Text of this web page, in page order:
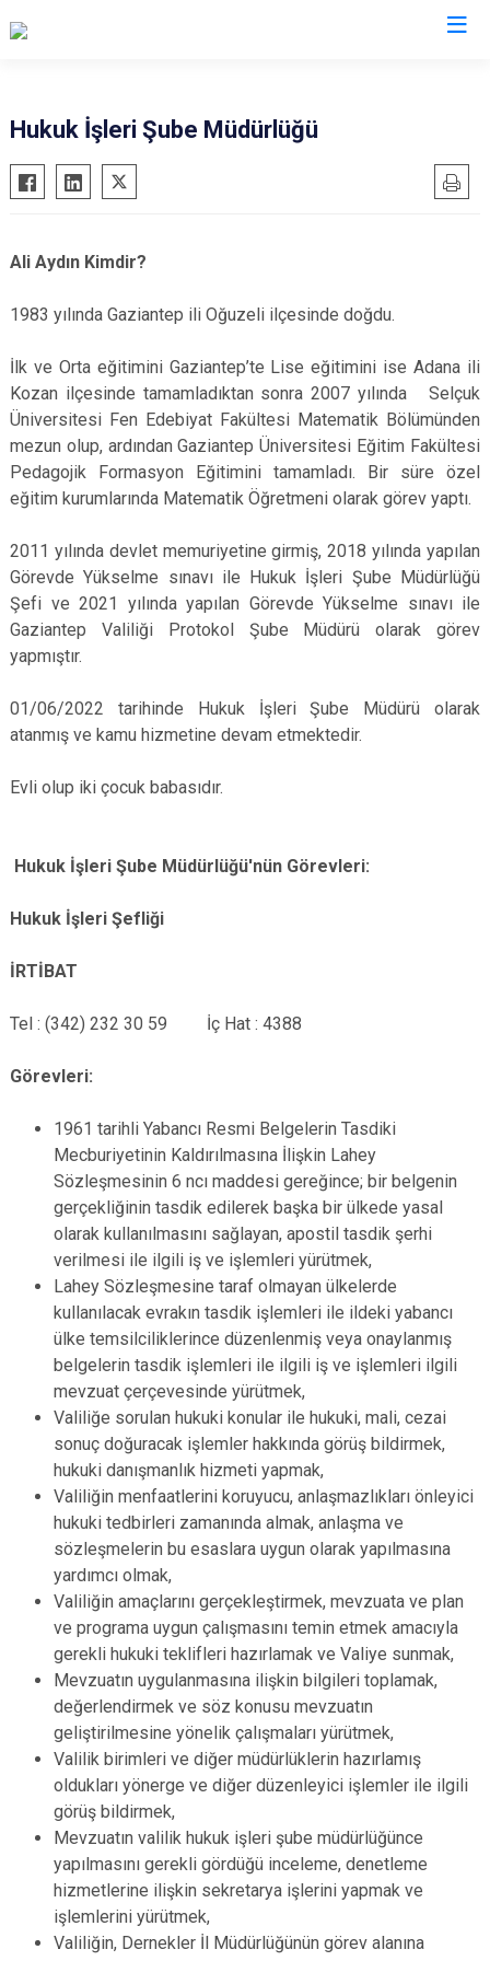
Hukuk İşleri Şube Müdürlüğü
Ali Aydın Kimdir?
1983 yılında Gaziantep ili Oğuzeli ilçesinde doğdu.
İlk ve Orta eğitimini Gaziantep’te Lise eğitimini ise Adana ili
Kozan ilçesinde tamamladıktan sonra 2007 yılında Selçuk
Üniversitesi Fen Edebiyat Fakültesi Matematik Bölümünden
mezun olup, ardından Gaziantep Üniversitesi Eğitim Fakültesi
Pedagojik Formasyon Eğitimini tamamladı. Bir süre özel
eğitim kurumlarında Matematik Öğretmeni olarak görev yaptı.
2011 yılında devlet memuriyetine girmiş, 2018 yılında yapılan
Görevde Yükselme sınavı ile Hukuk İşleri Şube Müdürlüğü
Şefi ve 2021 yılında yapılan Görevde Yükselme sınavı ile
Gaziantep Valiliği Protokol Şube Müdürü olarak görev
yapmıştır.
01/06/2022 tarihinde Hukuk İşleri Şube Müdürü olarak
atanmış ve kamu hizmetine devam etmektedir.
Evli olup iki çocuk babasıdır.
Hukuk İşleri Şube Müdürlüğü'nün Görevleri:
Hukuk İşleri Şefliği
İRTİBAT
Tel : (342) 232 30 59 İç Hat : 4388
Görevleri:
1961 tarihli Yabancı Resmi Belgelerin Tasdiki
Mecburiyetinin Kaldırılmasına İlişkin Lahey
Sözleşmesinin 6 ncı maddesi gereğince; bir belgenin
gerçekliğinin tasdik edilerek başka bir ülkede yasal
olarak kullanılmasını sağlayan, apostil tasdik şerhi
verilmesi ile ilgili iş ve işlemleri yürütmek,
Lahey Sözleşmesine taraf olmayan ülkelerde
kullanılacak evrakın tasdik işlemleri ile ildeki yabancı
ülke temsilciliklerince düzenlenmiş veya onaylanmış
belgelerin tasdik işlemleri ile ilgili iş ve işlemleri ilgili
mevzuat çerçevesinde yürütmek,
Valiliğe sorulan hukuki konular ile hukuki, mali, cezai
sonuç doğuracak işlemler hakkında görüş bildirmek,
hukuki danışmanlık hizmeti yapmak,
Valiliğin menfaatlerini koruyucu, anlaşmazlıkları önleyici
hukuki tedbirleri zamanında almak, anlaşma ve
sözleşmelerin bu esaslara uygun olarak yapılmasına
yardımcı olmak,
Valiliğin amaçlarını gerçekleştirmek, mevzuata ve plan
ve programa uygun çalışmasını temin etmek amacıyla
gerekli hukuki teklifleri hazırlamak ve Valiye sunmak,
Mevzuatın uygulanmasına ilişkin bilgileri toplamak,
değerlendirmek ve söz konusu mevzuatın
geliştirilmesine yönelik çalışmaları yürütmek,
Valilik birimleri ve diğer müdürlüklerin hazırlamış
oldukları yönerge ve diğer düzenleyici işlemler ile ilgili
görüş bildirmek,
Mevzuatın valilik hukuk işleri şube müdürlüğünce
yapılmasını gerekli gördüğü inceleme, denetleme
hizmetlerine ilişkin sekretarya işlerini yapmak ve
işlemlerini yürütmek,
Valiliğin, Dernekler İl Müdürlüğünün görev alanına